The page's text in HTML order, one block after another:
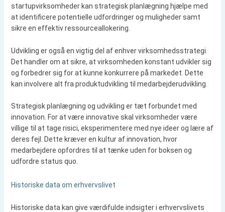
startupvirksomheder kan strategisk planlægning hjælpe med
at identificere potentielle udfordringer og muligheder samt
sikre en effektiv ressourceallokering.
Udvikling er også en vigtig del af enhver virksomhedsstrategi.
Det handler om at sikre, at virksomheden konstant udvikler sig
og forbedrer sig for at kunne konkurrere på markedet. Dette
kan involvere alt fra produktudvikling til medarbejderudvikling.
Strategisk planlægning og udvikling er tæt forbundet med
innovation. For at være innovative skal virksomheder være
villige til at tage risici, eksperimentere med nye ideer og lære af
deres fejl. Dette kræver en kultur af innovation, hvor
medarbejdere opfordres til at tænke uden for boksen og
udfordre status quo.
Historiske data om erhvervslivet
Historiske data kan give værdifulde indsigter i erhvervslivets